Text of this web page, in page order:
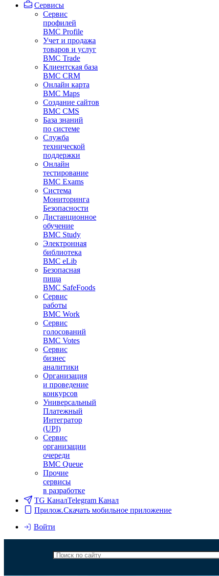
Сервисы
Сервис
профилей
BMC Profile
Учет и продажа
товаров и услуг
BMC Trade
Клиентская база
BMC CRM
Онлайн карта
BMC Maps
Создание сайтов
BMC CMS
База знаний
по системе
Служба
технической
поддержки
Онлайн
тестирование
BMC Exams
Система
Мониторинга
Безопасности
Дистанционное
обучение
BMC Study
Электронная
библиотека
BMC eLib
Безопасная
пища
BMC SafeFoods
Сервис
работы
BMC Work
Сервис
голосований
BMC Votes
Сервис
бизнес
аналитики
Организация
и проведение
конкурсов
Универсальный
Платежный
Интегратор
(UPI)
Сервис
организации
очереди
BMC Queue
Прочие
сервисы
в разработке
TG КаналTelegram Канал
Прилож.Скачать мобильное приложение
Войти